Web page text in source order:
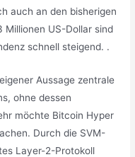
auch an den bisherigen
Millionen US-Dollar sind
schnell steigend. .
Aussage zentrale
ohne dessen
möchte Bitcoin Hyper
Durch die SVM-
Layer-2-Protokoll